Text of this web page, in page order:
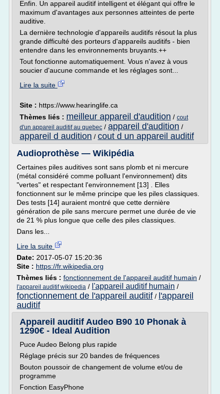
Enfin. Un appareil auditif intelligent et élégant qui offre le
maximum d'avantages aux personnes atteintes de perte
auditive.
La dernière technologie d'appareils auditifs résout la plus
grande difficulté des porteurs d'appareils auditifs - bien
entendre dans les environnements bruyants.++
Tout fonctionne automatiquement. Vous n'avez à vous
soucier d'aucune commande et les réglages sont...
Lire la suite
Site : https://www.hearinglife.ca
Thèmes liés : meilleur appareil d'audition / cout
d'un appareil auditif au quebec / appareil d'audition /
appareil d audition / cout d un appareil auditif
Audioprothèse — Wikipédia
Certaines piles auditives sont sans plomb et ni mercure
(métal considéré comme polluant l'environnement) dits
"vertes" et respectant l'environnement [13] . Elles
fonctionnent sur le même principe que les piles classiques.
Des tests [14] auraient montré que cette dernière
génération de pile sans mercure permet une durée de vie
de 21 % plus longue que celle des piles classiques.
Dans les...
Lire la suite
Date: 2017-05-07 15:20:36
Site : https://fr.wikipedia.org
Thèmes liés : fonctionnement de l'appareil auditif humain /
l'appareil auditif wikipedia / l'appareil auditif humain /
fonctionnement de l'appareil auditif / l'appareil
auditif
Appareil auditif Audeo B90 10 Phonak à
1290€ - Ideal Audition
Puce Audeo Belong plus rapide
Réglage précis sur 20 bandes de fréquences
Bouton poussoir de changement de volume et/ou de
programme
Fonction EasyPhone